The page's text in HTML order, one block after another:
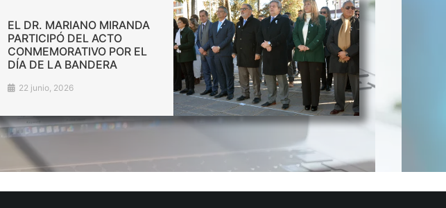
EL DR. MARIANO MIRANDA
PARTICIPÓ DEL ACTO
CONMEMORATIVO POR EL
DÍA DE LA BANDERA
22 junio, 2026